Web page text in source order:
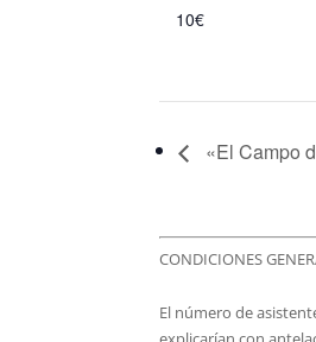
10€
«El Campo
CONDICIONES
El número de